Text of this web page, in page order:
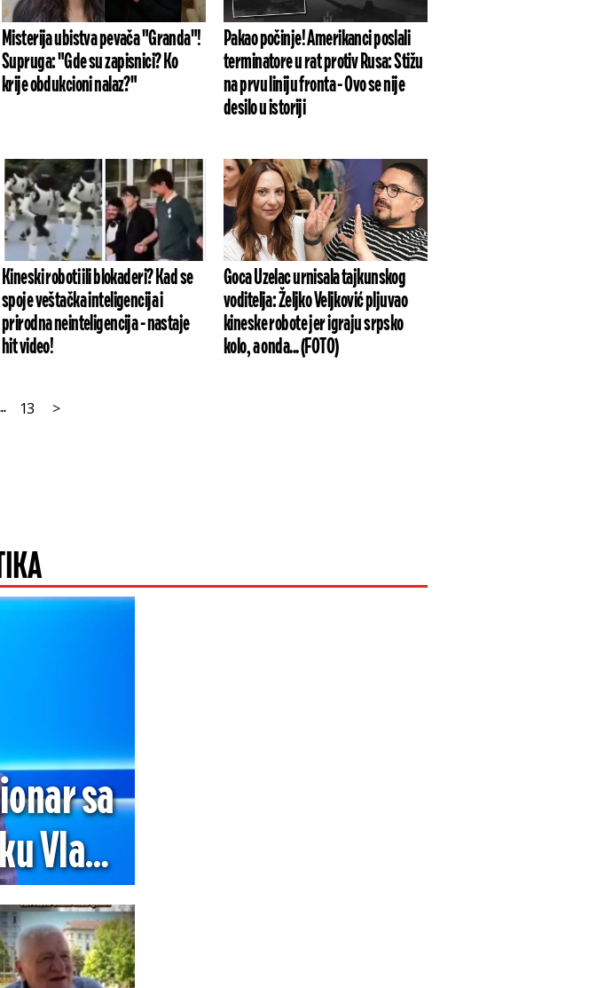
Misterija ubistva pevača "Granda"!
Supruga: "Gde su zapisnici? ​Ko
krije obdukcioni nalaz?"
Pakao počinje! Amerikanci poslali
terminatore u rat protiv Rusa: Stižu
na prvu liniju fronta - Ovo se nije
desilo u istoriji
Kineski roboti ili blokaderi? Kad se
spoje veštačka inteligencija i
prirodna neinteligencija - nastaje
hit video!
Goca Uzelac urnisala tajkunskog
voditelja: Željko Veljković pljuvao
kineske robote jer igraju srpsko
kolo, a onda... (FOTO)
13 >
sa
Vlaha
da radi